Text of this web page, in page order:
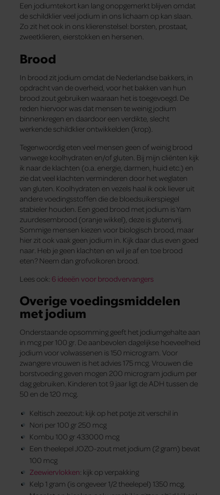
Een jodiumtekort kan lang onopgemerkt blijven omdat
de schildklier veel jodium in ons lichaam op kan slaan.
Zo zit het ook in ons klierenstelsel: borsten, prostaat,
zweetklieren, eierstokken en hersenen.
Brood
In brood zit jodium omdat de Nederlandse bakkers, in
opdracht van de overheid, voor het bakken van hun
brood zout gebruiken waaraan het is toegevoegd. De
reden hiervoor was dat mensen te weinig jodium
binnenkregen en daardoor een verdikte, slecht
werkende schildklier ontwikkelden (krop).
Tegenwoordig eten veel mensen geen of weinig brood
vanwege koolhydraten en/of gluten. Bij mijn cliënten kijk
ik naar de klachten (o.a. energie, darmen, huid etc.) en
zie dat veel klachten verminderen door het weglaten
van gluten. Koolhydraten en vezels haal ik ook liever uit
andere voedingsstoffen die de bloedsuikerspiegel
stabieler houden. Een goed brood met jodium is Yam
zuurdesembrood (oranje wikkel), deze is glutenvrij.
Sommige mensen kiezen voor biologisch brood, maar
hier zit ook vaak geen jodium in. Kijk daar dus even goed
naar. Heb je geen klachten en wil je af en toe brood
eten? Neem dan grofvolkoren brood.
Lees ook: 6 ideeën voor broodvervangers
Overige voedingsmiddelen
met jodium
Onderstaande opsomming geeft het jodiumgehalte aan
in mcg per 100 gr. De aanbevolen dagelijkse hoeveelheid
jodium voor volwassenen is 150 microgram. Voor
zwangere vrouwen is het advies 175 mcg. Vrouwen die
borstvoeding geven mogen 200 microgram jodium per
dag gebruiken. Kinderen tot 9 jaar ligt de ADH tussen de
50 en de 120 mcg.
Keltisch zeezout: kijk op het potje zit verschil in
Nori per 100 gr 250 mcg
Kombu 100 gr 433000 mcg
Een theelepel JOZO-zout met jodium (2 gram) bevat
100 mcg
Zeewiervlokken: kijk op verpakking
Kelp 1 gram (is ongeveer 1/2 theelepel) 1350 mcg.